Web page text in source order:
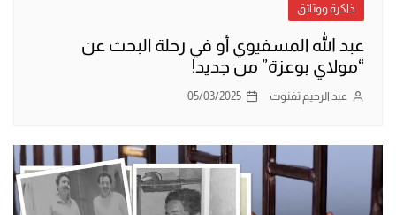
ذاكرة ووثائق
عبد الله المسفيوي أو في رحلة البحث عن
“مولاي بوعزة” من جديد!
عبد الرحيم تفنوت 05/03/2025